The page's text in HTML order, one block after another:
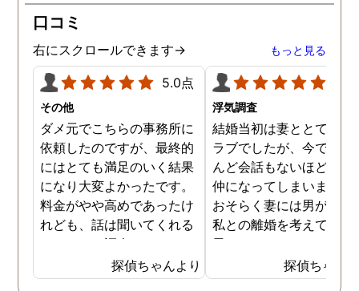
士の紹介やアドバイスもし
ていただき、これから夫と
闘う自信もつきました。 本
当にMJリサーチさんにそ
して代表の方に出会えてよ
かったと思いました。 今度
お会いできる時は、いい報
告ができるようにしたいで
す。
ざいました。
口コミ
右にスクロールできます→ もっと見る
5.0点
その他
ダメ元でこちらの事務所に
依頼したのですが、最終的
にはとても満足のいく結果
になり大変よかったです。
料金がやや高めであったけ
れども、話は聞いてくれる
しきちんと調査してくれる
しで非常に満足していま
す。調査が終わった後もし
探偵ちゃんより
浮気調査
結婚当初は妻ととてもラ
ラブでしたが、今ではほ
んど会話もないほど険悪
仲になってしまいました
おそらく妻には男がおり
私との離婚を考えている
思います。そこでどうせ
婚をするのならと思い、
の不倫の証拠を押さえて
探偵ちゃん